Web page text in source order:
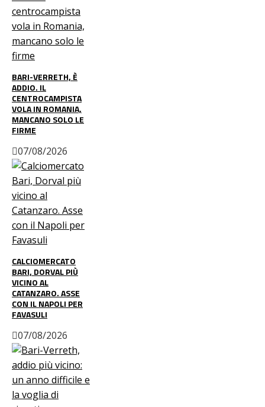
BARI-VERRETH, È
ADDIO. IL
CENTROCAMPISTA
VOLA IN ROMANIA,
MANCANO SOLO LE
FIRME
07/08/2026
CALCIOMERCATO
BARI, DORVAL PIÙ
VICINO AL
CATANZARO. ASSE
CON IL NAPOLI PER
FAVASULI
07/08/2026